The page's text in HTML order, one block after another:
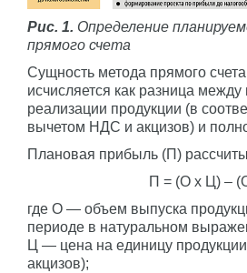
Рис. 1. Определение
прямого счета
Сущность метода прямого
исчисляется как разница между
реализации продукции (в
вычетом НДС и акцизов) и
Плановая прибыль (П)
П = (О x Ц) –
где О — объем выпуска
периоде в натуральном
Ц — цена на единицу
акцизов);